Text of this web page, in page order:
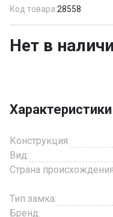
Код товара:28558
Нет в
Характеристики
Конструкция:
Вид:
Страна
Тип замка:
Бренд: